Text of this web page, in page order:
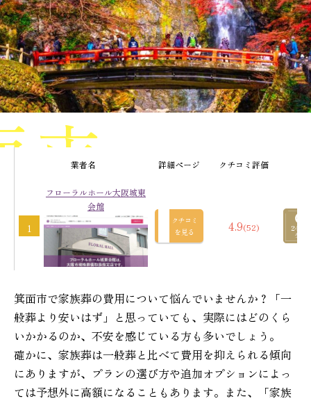
市
葬儀社
業者名 詳細ページ クチコミ評価
1
フローラルホール大阪城東
会館
クチコミ
を見る
4.9(52)
箕面市で家族葬の費用について悩んでいませんか？「一
般葬より安いはず」と思っていても、実際にはどのくら
いかかるのか、不安を感じている方も多いでしょう。
確かに、家族葬は一般葬と比べて費用を抑えられる傾向
にありますが、プランの選び方や追加オプションによっ
ては予想外に高額になることもあります。また、「家族